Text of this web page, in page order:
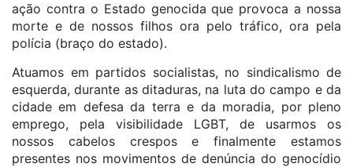
ação contra o Estado genocida que provoca a nossa
morte e de nossos filhos ora pelo tráfico, ora pela
polícia (braço do estado).
Atuamos em partidos socialistas, no sindicalismo de
esquerda, durante as ditaduras, na luta do campo e da
cidade em defesa da terra e da moradia, por pleno
emprego, pela visibilidade LGBT, de usarmos os
nossos cabelos crespos e finalmente estamos
presentes nos movimentos de denúncia do genocídio